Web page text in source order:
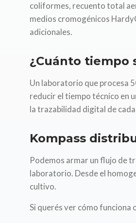
coliformes, recuento total
medios cromogénicos
adicionales.
¿Cuánto tiempo
Un laboratorio que procesa
reducir el tiempo técnico en
la trazabilidad digital de
Kompass
Podemos armar un flujo de
laboratorio. Desde el
cultivo.
Si querés ver cómo funciona